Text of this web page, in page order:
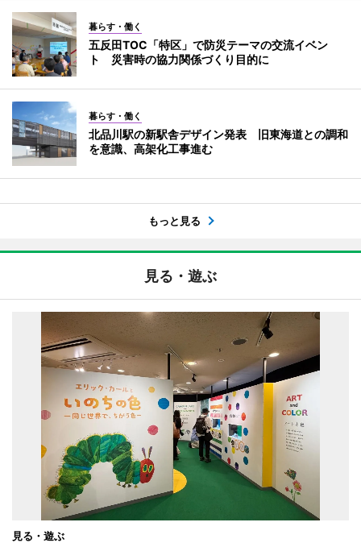
暮らす・働く
五反田TOC「特区」で防災テーマの交流イベン
ト 災害時の協力関係づくり目的に
暮らす・働く
北品川駅の新駅舎デザイン発表 旧東海道との調和
を意識、高架化工事進む
もっと見る
見る・遊ぶ
見る・遊ぶ